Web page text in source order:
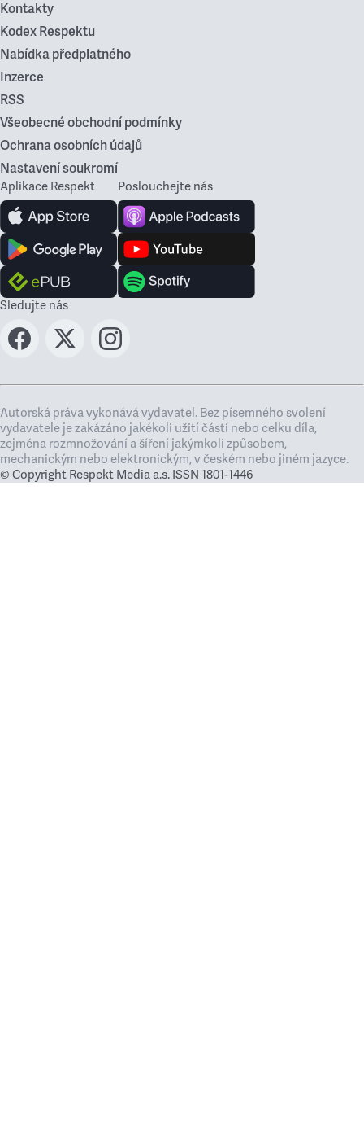
Kontakty
Kodex Respektu
Nabídka předplatného
Inzerce
RSS
Všeobecné obchodní podmínky
Ochrana osobních údajů
Nastavení soukromí
Aplikace Respekt Poslouchejte nás
Sledujte nás
Autorská práva vykonává vydavatel. Bez písemného svolení
vydavatele je zakázáno jakékoli užití částí nebo celku díla,
zejména rozmnožování a šíření jakýmkoli způsobem,
mechanickým nebo elektronickým, v českém nebo jiném jazyce.
© Copyright Respekt Media a.s. ISSN 1801-1446